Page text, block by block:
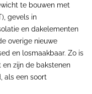
te bouwen met
gevels in
en dakelementen
overige nieuwe
en losmaakbaar. Zo is
zijn de bakstenen
als een soort